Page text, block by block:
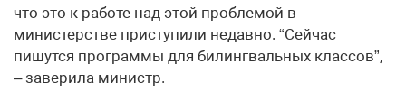
что это к работе над этой проблемой в
министерстве приступили недавно. “Сейчас
пишутся программы для билингвальных классов”,
– заверила министр.